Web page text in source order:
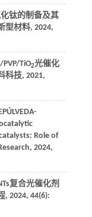
钛的制备及其
型材料, 2024,
TiO2光催化
科技, 2021,
Role of
, 2024,
复合光催化剂
, 2024, 44(6):